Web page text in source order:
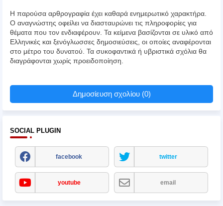
Η παρούσα αρθρογραφία έχει καθαρά ενημερωτικό χαρακτήρα.
Ο αναγνώστης οφείλει να διασταυρώνει τις πληροφορίες για
θέματα που τον ενδιαφέρουν. Τα κείμενα βασίζονται σε υλικό από
Ελληνικές και ξενόγλωσσες δημοσιεύσεις, οι οποίες αναφέρονται
στο μέτρο του δυνατού. Τα συκοφαντικά ή υβριστικά σχόλια θα
διαγράφονται χωρίς προειδοποίηση.
Δημοσίευση σχολίου (0)
SOCIAL PLUGIN
facebook twitter
youtube email